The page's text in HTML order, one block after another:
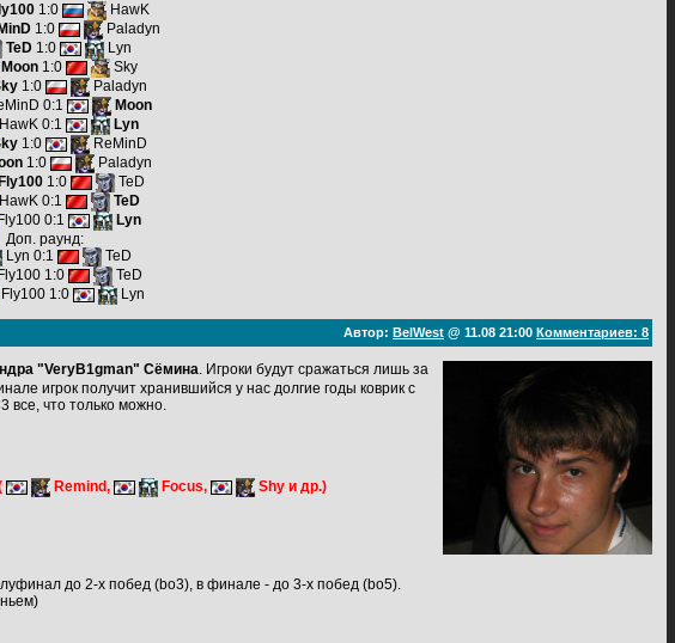
1:0
HawK
1:0
Paladyn
TeD 1:0
Lyn
Moon1:0
Sky
1:0
Paladyn
0:1
Moon
HawK 0:1
Lyn
1:0
ReMinD
1:0
Paladyn
Fly1001:0
TeD
0:1
TeD
Fly100 0:1
Lyn
Доп. раунд:
Lyn 0:1
TeD
1:0
TeD
1:0
Lyn
Автор: BelWest @ 11.08 21:00 Комментариев: 8
"VeryB1gman" Сёмина. Игроки будут сражаться лишь за
игрок получит хранившийся у нас долгие годы коврик с
все, что только можно.
Remind, Focus,
Shy и др.)
до 2-х побед (bo3), в финале - до 3-х побед (bo5).